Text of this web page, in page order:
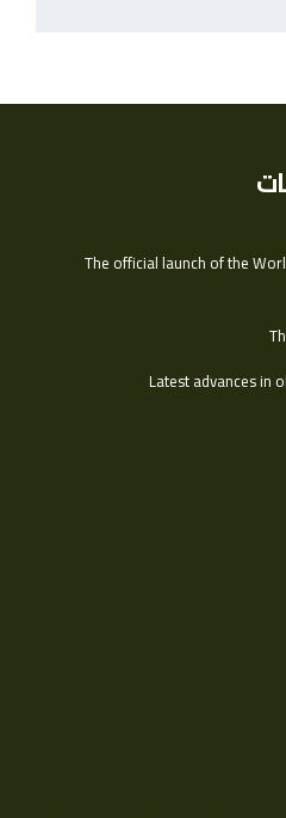
The official launch of the
Latest advances in